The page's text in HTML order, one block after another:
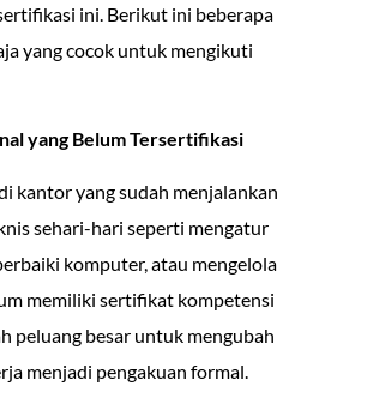
ini. Berikut ini beberapa
yang cocok untuk mengikuti
yang Belum Tersertifikasi
kantor yang sudah menjalankan
sehari-hari seperti mengatur
komputer, atau mengelola
memiliki sertifikat kompetensi
peluang besar untuk mengubah
menjadi pengakuan formal.